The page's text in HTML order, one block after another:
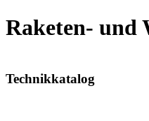
Raketen- und
Technikkatalog